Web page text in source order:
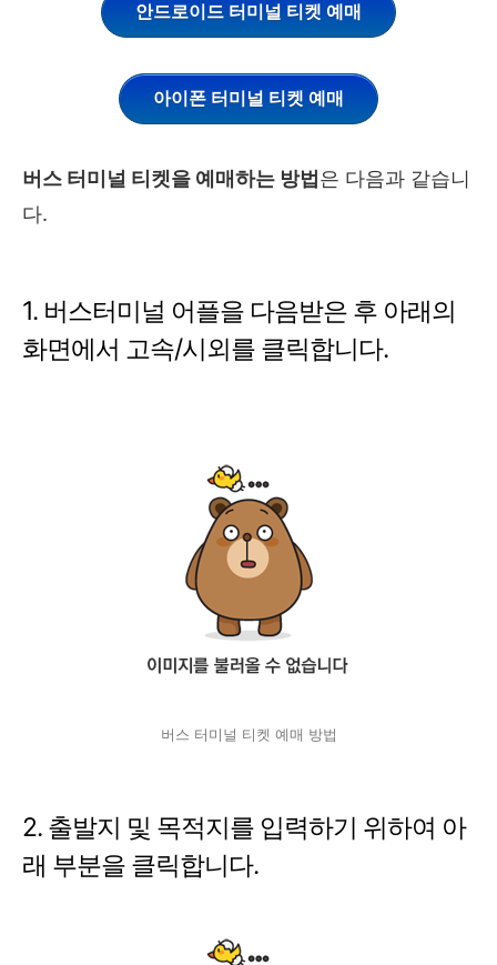
안드로이드 터미널 티켓 예매
아이폰 터미널 티켓 예매
버스 터미널 티켓을 예매하는 방법은 다음과 같습니
다.
1. 버스터미널 어플을 다음받은 후 아래의
화면에서 고속/시외를 클릭합니다.
버스 터미널 티켓 예매 방법
2. 출발지 및 목적지를 입력하기 위하여 아
래 부분을 클릭합니다.